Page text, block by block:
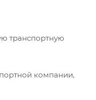
транспортную
компании,